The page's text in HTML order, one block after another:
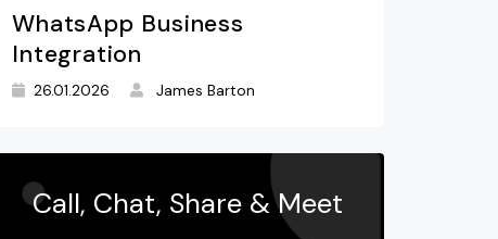
WhatsApp Business
Integration
26.01.2026 James Barton
Call, Chat, Share & Meet